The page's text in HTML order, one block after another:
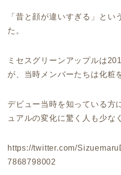
「昔と顔が違いすぎる」とい
た。
ミセスグリーンアップルは
が、当時メンバーたちは化粧
デビュー当時を知っている方
ュアルの変化に驚く人も少な
https://twitter.com/
7868798002